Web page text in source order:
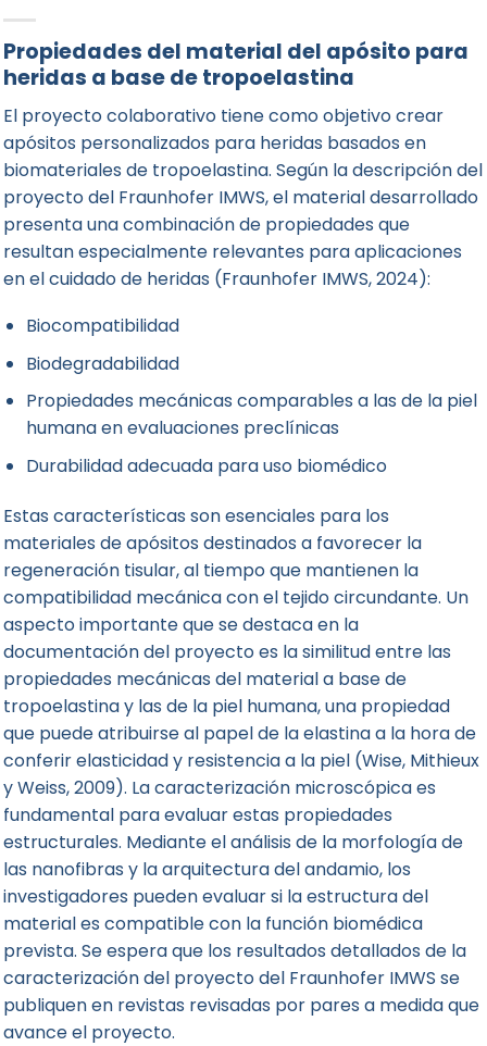
Propiedades del material del apósito para
heridas a base de tropoelastina
El proyecto colaborativo tiene como objetivo crear
apósitos personalizados para heridas basados en
biomateriales de tropoelastina. Según la descripción del
proyecto del Fraunhofer IMWS, el material desarrollado
presenta una combinación de propiedades que
resultan especialmente relevantes para aplicaciones
en el cuidado de heridas (Fraunhofer IMWS, 2024):
Biocompatibilidad
Biodegradabilidad
Propiedades mecánicas comparables a las de la piel
humana en evaluaciones preclínicas
Durabilidad adecuada para uso biomédico
Estas características son esenciales para los
materiales de apósitos destinados a favorecer la
regeneración tisular, al tiempo que mantienen la
compatibilidad mecánica con el tejido circundante. Un
aspecto importante que se destaca en la
documentación del proyecto es la similitud entre las
propiedades mecánicas del material a base de
tropoelastina y las de la piel humana, una propiedad
que puede atribuirse al papel de la elastina a la hora de
conferir elasticidad y resistencia a la piel (Wise, Mithieux
y Weiss, 2009). La caracterización microscópica es
fundamental para evaluar estas propiedades
estructurales. Mediante el análisis de la morfología de
las nanofibras y la arquitectura del andamio, los
investigadores pueden evaluar si la estructura del
material es compatible con la función biomédica
prevista. Se espera que los resultados detallados de la
caracterización del proyecto del Fraunhofer IMWS se
publiquen en revistas revisadas por pares a medida que
avance el proyecto.